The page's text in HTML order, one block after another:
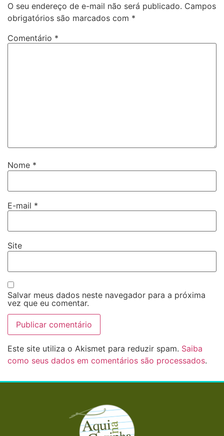
O seu endereço de e-mail não será publicado. Campos
obrigatórios são marcados com *
Comentário *
Nome *
E-mail *
Site
Salvar meus dados neste navegador para a próxima
vez que eu comentar.
Este site utiliza o Akismet para reduzir spam. Saiba
como seus dados em comentários são processados.